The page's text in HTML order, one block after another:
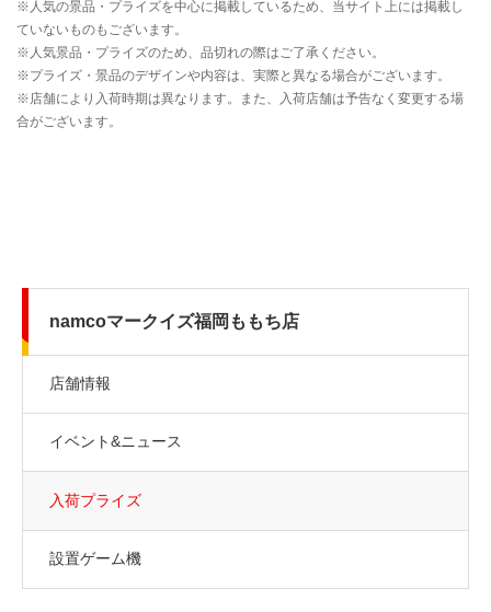
namcoマークイズ福岡ももち店
店舗情報
イベント&ニュース
入荷プライズ
設置ゲーム機